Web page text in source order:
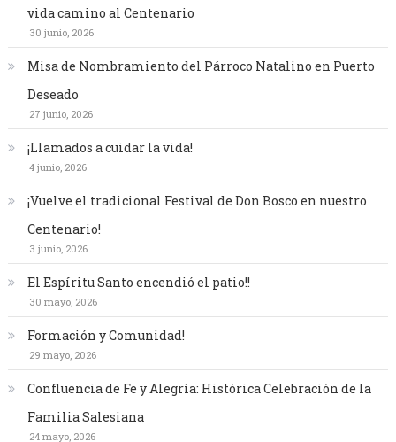
vida camino al Centenario
30 junio, 2026
Misa de Nombramiento del Párroco Natalino en Puerto
Deseado
27 junio, 2026
¡Llamados a cuidar la vida!
4 junio, 2026
¡Vuelve el tradicional Festival de Don Bosco en nuestro
Centenario!
3 junio, 2026
El Espíritu Santo encendió el patio!!
30 mayo, 2026
Formación y Comunidad!
29 mayo, 2026
Confluencia de Fe y Alegría: Histórica Celebración de la
Familia Salesiana
24 mayo, 2026